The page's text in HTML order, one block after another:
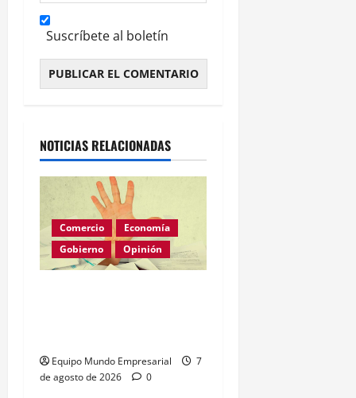
Suscríbete al boletín
NOTICIAS RELACIONADAS
Comercio
Economía
Gobierno
Opinión
Equipo Mundo Empresarial
7
de agosto de 2026
0